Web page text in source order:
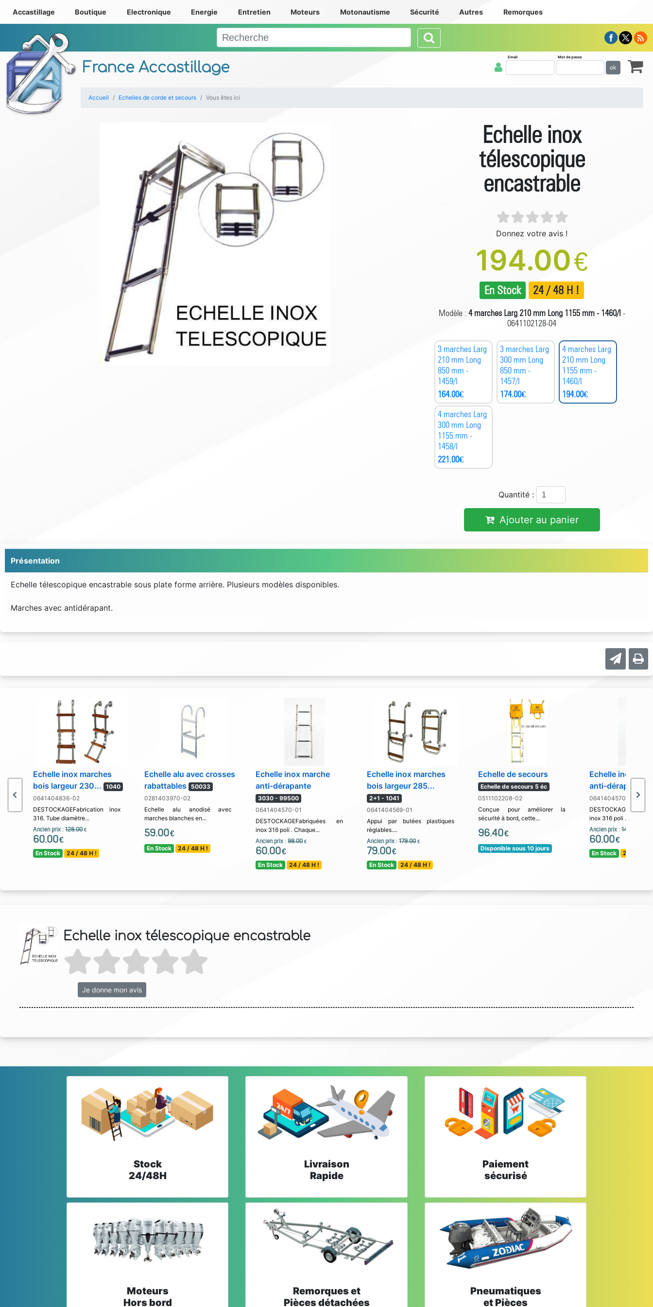
France Accastillage
Accastillage Boutique Electronique Energie Entretien Moteurs Motonautisme Sécurité Autres Remorques
Email Mot de passe
ok
Accueil Echelles de corde et secours Vous êtes ici
Echelle inox
télescopique
encastrable
Donnez votre avis !
194.00€
En Stock 24 / 48 H !
Modèle : 4 marches Larg 210 mm Long 1155 mm - 1460/I -
0641102128-04
3 marches Larg
210 mm Long
850 mm -
1459/I
164.00€
3 marches Larg
300 mm Long
850 mm -
1457/I
174.00€
4 marches Larg
210 mm Long
1155 mm -
1460/I
194.00€
4 marches Larg
300 mm Long
1155 mm -
1458/I
221.00€
Quantité :
Ajouter au panier
Présentation
Echelle télescopique encastrable sous plate forme arrière. Plusieurs modèles disponibles.
Marches avec antidérapant.
Echelle inox marches
bois largeur 230... 1040
0641404836-02
DESTOCKAGEFabrication inox
316. Tube diamètre...
Ancien prix :128.00€
60.00€
En Stock 24 / 48 H !
Echelle alu avec crosses
rabattables 50033
0281403970-02
Echelle alu anodisé avec
marches blanches en...
59.00€
En Stock 24 / 48 H !
Echelle inox marche
anti-dérapante
3030 - 99500
0641404570-01
DESTOCKAGEFabriquées en
inox 316 poli . Chaque...
Ancien prix :98.00€
60.00€
En Stock 24 / 48 H !
Echelle inox marches
bois largeur 285...
2+1 - 1041
0641404569-01
Appui par butées plastiques
réglables....
Ancien prix :179.00€
79.00€
En Stock 24 / 48 H !
Echelle de secours
Echelle de secours 5 éc
0511102208-02
Conçue pour améliorer la
sécurité à bord, cette...
96.40€
Disponible sous 10 jours
Echelle inox
anti-dérapante
0641404570-03
inox 316 poli .
Ancien prix :143.00
60.00€
En Stock 24 / 48 H !
Echelle inox télescopique encastrable
Je donne mon avis
Stock
24/48H
Livraison
Rapide
Paiement
sécurisé
Moteurs
Hors bord
Remorques et
Pièces détachées
Pneumatiques
et Pièces